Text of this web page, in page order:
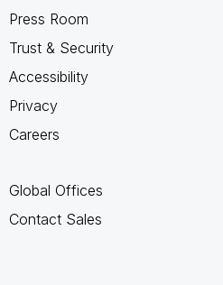
Press Room
Trust & Security
Accessibility
Privacy
Careers
Global Offices
Contact Sales